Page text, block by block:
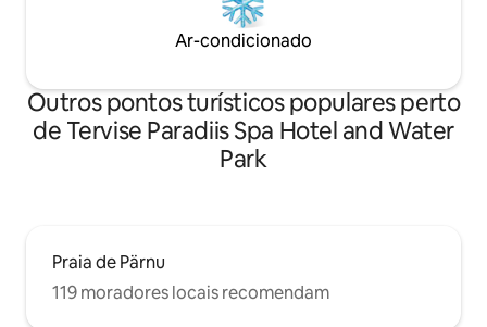
Ar-condicionado
Outros pontos turísticos populares perto
de Tervise Paradiis Spa Hotel and Water
Park
Praia de Pärnu
119 moradores locais recomendam